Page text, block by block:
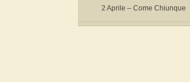
2 Aprile – Come Chiunque